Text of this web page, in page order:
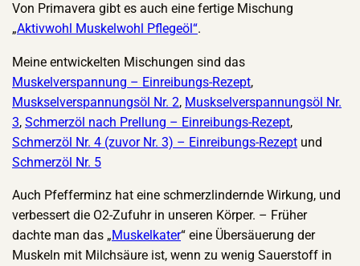
Von Primavera gibt es auch eine fertige Mischung
„Aktivwohl Muskelwohl Pflegeöl“.
Meine entwickelten Mischungen sind das
Muskelverspannung – Einreibungs-Rezept,
Muskselverspannungsöl Nr. 2, Muskselverspannungsöl Nr.
3,Schmerzöl nach Prellung – Einreibungs-Rezept,
Schmerzöl Nr. 4 (zuvor Nr. 3) – Einreibungs-Rezept und
Schmerzöl Nr. 5
Auch Pfefferminz hat eine schmerzlindernde Wirkung, und
verbessert die O2-Zufuhr in unseren Körper. – Früher
dachte man das „Muskelkater“ eine Übersäuerung der
Muskeln mit Milchsäure ist, wenn zu wenig Sauerstoff in